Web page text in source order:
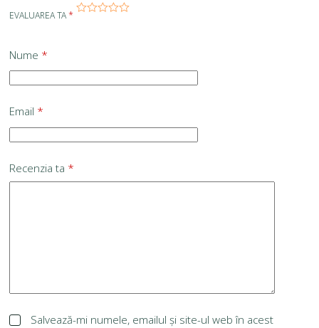
EVALUAREA TA*
Nume *
Email *
Recenzia ta *
Salvează-mi numele, emailul și site-ul web în acest